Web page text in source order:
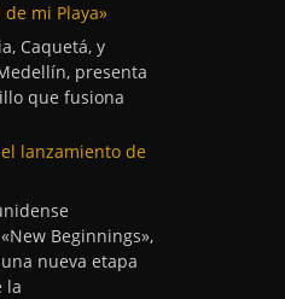
de mi Playa»
Caquetá, y
presenta
que fusiona
lanzamiento de
Beginnings»,
nueva etapa
la